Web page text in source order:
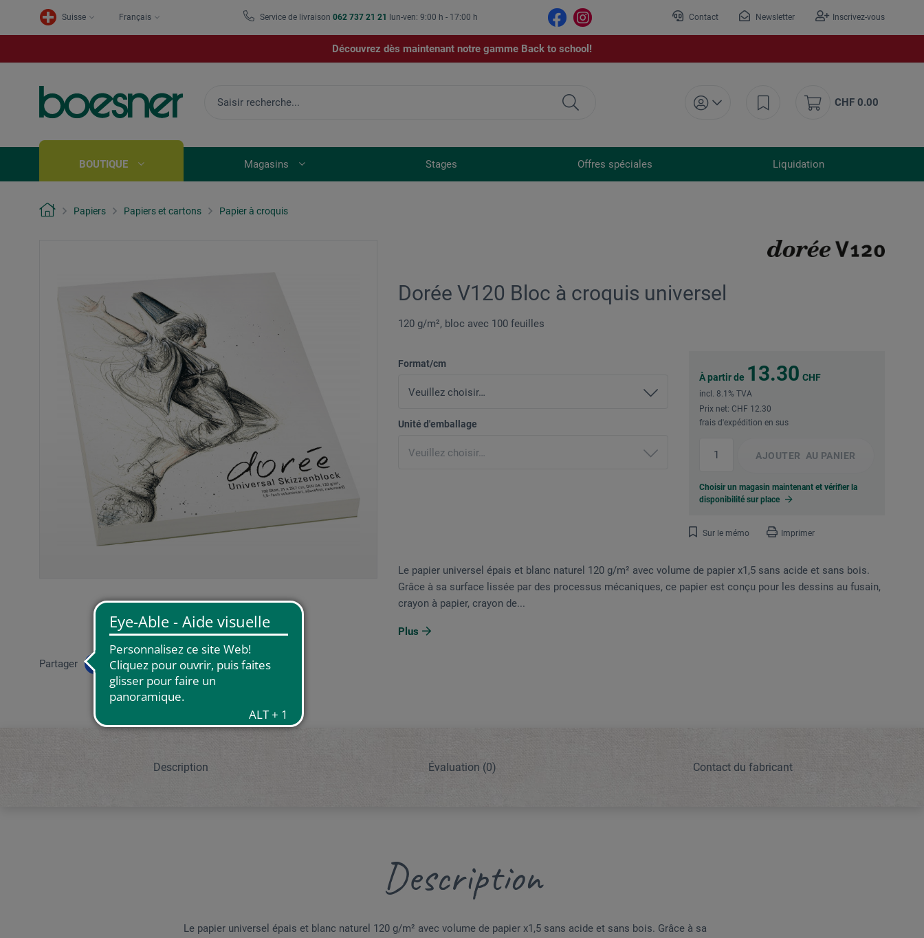
Suisse Français Service de livraison 062 737 21 21 lun-ven: 9:00 h - 17:00 h Contact Newsletter Inscrivez-vous
Découvrez dès maintenant notre gamme Back to school!
CHF 0.00
BOUTIQUE Magasins Stages Offres spéciales Liquidation
Papiers Papiers et cartons Papier à croquis
Dorée V120 Bloc à croquis universel
120 g/m², bloc avec 100 feuilles
Format/cm
Unité d'emballage
À partir de 13.30 CHF
incl. 8.1% TVA
Prix net: CHF 12.30
frais d'expédition en sus
AJOUTER AU PANIER
Choisir un magasin maintenant et vérifier la
disponibilité sur place
Sur le mémo Imprimer
Partager
Le papier universel épais et blanc naturel 120 g/m² avec volume de papier x1,5 sans acide et sans bois.
Grâce à sa surface lissée par des processus mécaniques, ce papier est conçu pour les dessins au fusain,
crayon à papier, crayon de...
Plus
Description Évaluation (0) Contact du fabricant
Description
Le papier universel épais et blanc naturel 120 g/m² avec volume de papier x1,5 sans acide et sans bois. Grâce à sa